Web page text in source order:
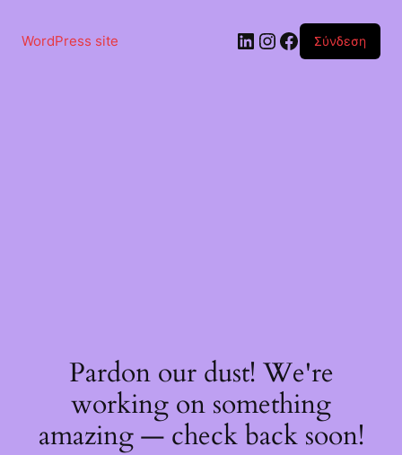
περιεχόμενο
WordPress site Linkedin
Instagram
Facebook
Σύνδεση
Pardon our dust! We're
working on something
amazing — check back soon!